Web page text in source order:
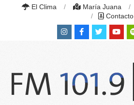
El Clima María Juana
Contacto